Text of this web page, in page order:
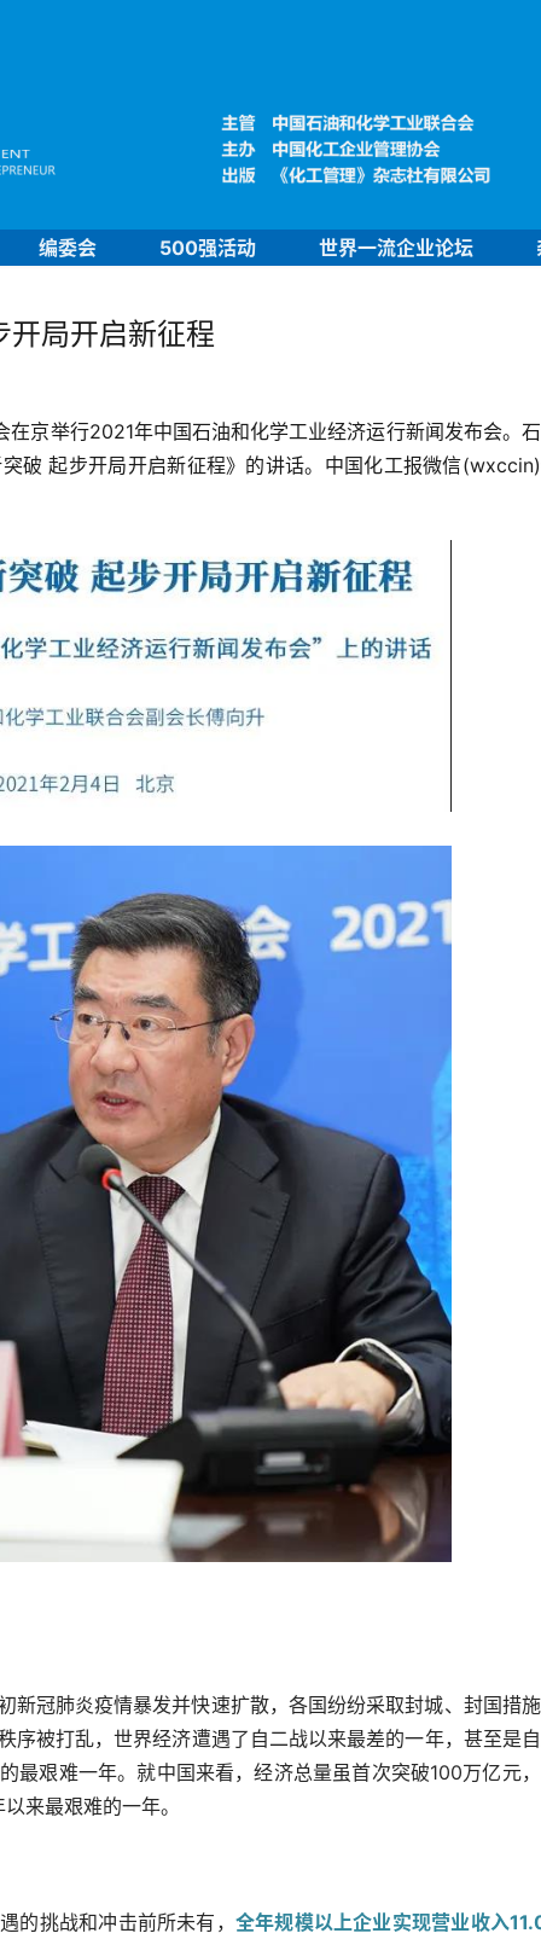
编委会 500强活动 世界一流企业论坛
开局开启新征程
京举行2021年中国石油和化学工业经济运行新闻发布会。
破 起步开局开启新征程》的讲话。中国化工报微信
冠肺炎疫情暴发并快速扩散，各国纷纷采取封城、封国措施
序被打乱，世界经济遭遇了自二战以来最差的一年，甚至是
最艰难一年。就中国来看，经济总量虽首次突破100万亿元
来最艰难的一年。
的挑战和冲击前所未有， 全年规模以上企业实现营业收入